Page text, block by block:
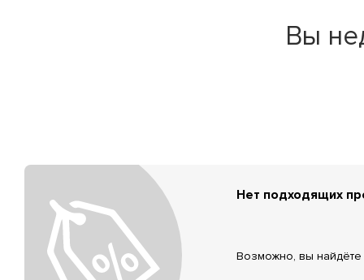
Вы
Нет подходящих
Возможно, вы найдёте